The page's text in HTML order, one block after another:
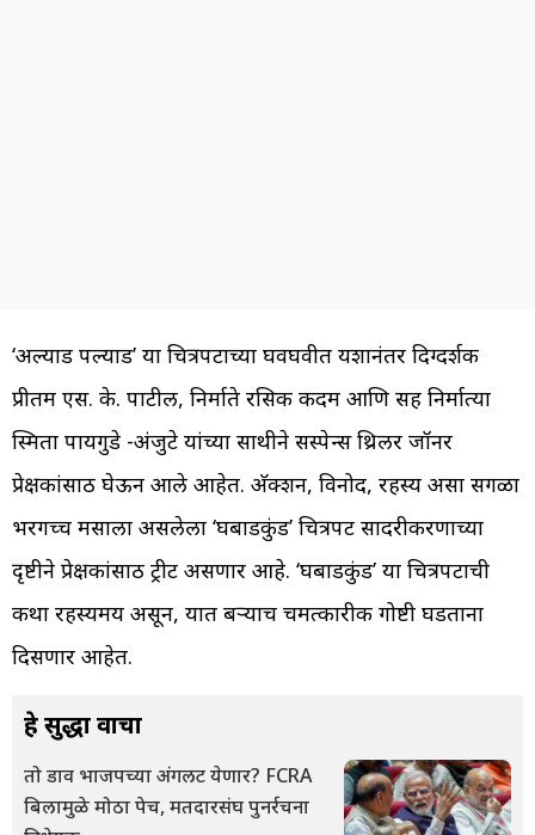
‘अल्याड पल्याड’ या चित्रपटाच्या घवघवीत यशानंतर दिग्दर्शक
प्रीतम एस. के. पाटील, निर्माते रसिक कदम आणि सह निर्मात्या
स्मिता पायगुडे -अंजुटे यांच्या साथीने सस्पेन्स थ्रिलर जॉनर
प्रेक्षकांसाठी घेऊन आले आहेत. अ‍ॅक्शन, विनोद, रहस्य असा सगळा
भरगच्च मसाला असलेला ‘घबाडकुंड’ चित्रपट सादरीकरणाच्या
दृष्टीने प्रेक्षकांसाठी ट्रीट असणार आहे. ‘घबाडकुंड’ या चित्रपटाची
कथा रहस्यमय असून, यात बऱ्याच चमत्कारीक गोष्टी घडताना
दिसणार आहेत.
हे सुद्धा वाचा
तो डाव भाजपच्या अंगलट येणार? FCRA
बिलामुळे मोठा पेच, मतदारसंघ पुनर्रचना